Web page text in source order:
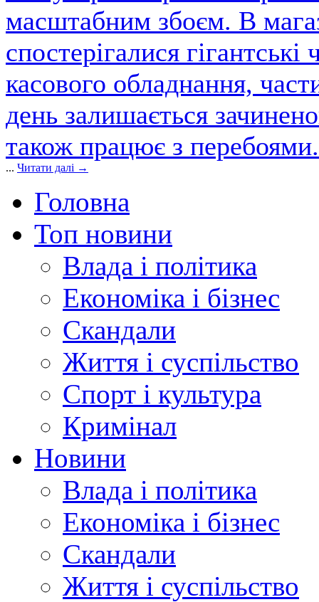
масштабним збоєм. В
спостерігалися
касового обладнання,
день залишається
також працює з
... Читати далі →
Головна
Топ новини
Влада і політика
Економіка і бізнес
Скандали
Життя і суспільство
Спорт і культура
Кримінал
Новини
Влада і політика
Економіка і бізнес
Скандали
Життя і суспільство